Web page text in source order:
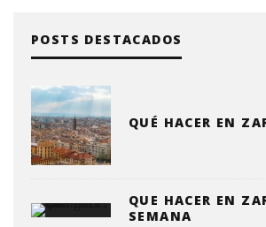
POSTS DESTACADOS
QUÉ HACER EN
QUE HACER EN
SEMANA